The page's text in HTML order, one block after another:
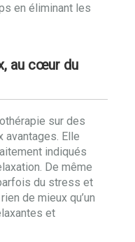
en éliminant les
au cœur du
sur des
avantages. Elle
indiqués
De même
du stress et
de mieux qu’un
et